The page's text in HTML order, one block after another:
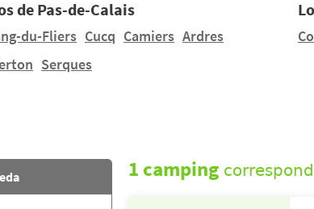
de Pas-de-Calais
du-Fliers Cucq Camiers Ardres
Serques
1 camping